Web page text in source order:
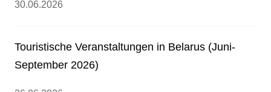
30.06.2026
Touristische Veranstaltungen in Belarus (Juni-
September 2026)